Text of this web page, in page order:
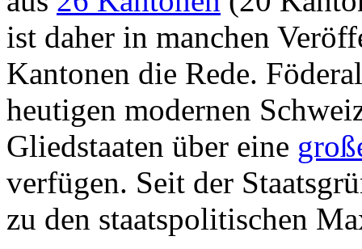
ist daher in manchen
Kantonen die Rede.
heutigen modernen
Gliedstaaten über eine
verfügen. Seit der
zu den staatspolitischen